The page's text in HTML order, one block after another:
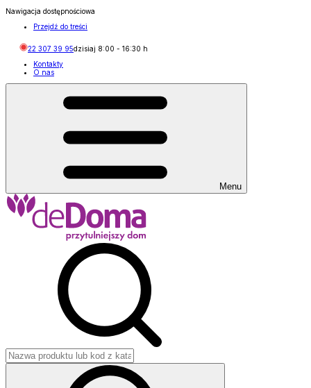
Nawigacja dostępnościowa
Przejdź do treści
22 307 39 95dzisiaj 8:00 - 16:30 h
Kontakty
O nas
Menu